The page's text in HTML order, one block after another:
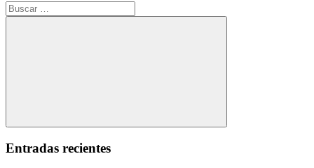
Buscar:
Buscar
Entradas recientes